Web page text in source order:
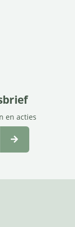
en acties